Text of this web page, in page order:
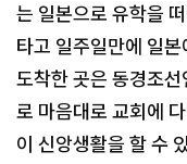
는 일본으로 유학을
타고 일주일만에 일
도착한 곳은 동경조
로 마음대로 교회에
이 신앙생활을 할 수